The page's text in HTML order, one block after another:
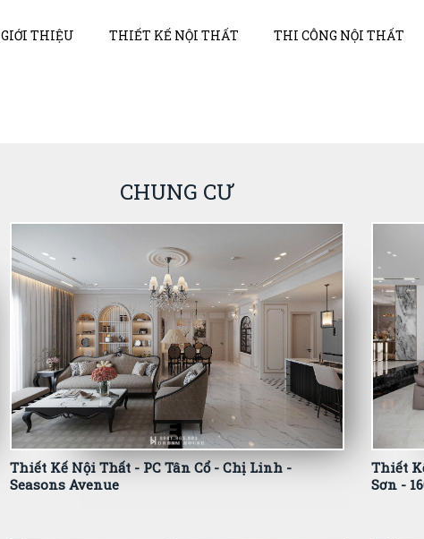
GIỚI THIỆU THIẾT KẾ NỘI THẤT THI CÔNG NỘI THẤT
CHUNG CƯ
Thiết Kế Nội Thất - PC Tân Cổ - Chị Linh -
Seasons Avenue
Thiết
Sơn -